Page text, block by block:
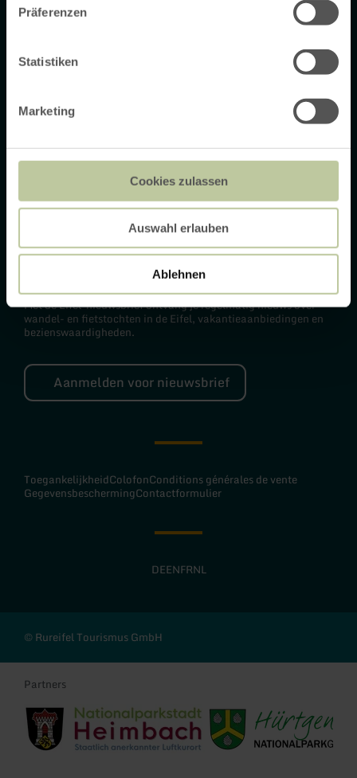
Präferenzen
Statistiken
Marketing
Cookies zulassen
Auswahl erlauben
Ablehnen
Ons team is bereikbaar van maandag tot en met vrijdag van
09.00 tot 16.00 uur
Matthias-Zimmermann-Straße 14a
52152 Simmerath
info@rureifel-tourismus.de
FacebookInstagram
Nieuwsbrief
Met de Eifel-nieuwsbrief ontvang je regelmatig nieuws over
wandel- en fietstochten in de Eifel, vakantieaanbiedingen en
bezienswaardigheden.
Aanmelden voor nieuwsbrief
ToegankelijkheidColofonConditions générales de vente
GegevensbeschermingContactformulier
DEENFRNL
© Rureifel Tourismus GmbH
Partners
Stadt Heimbach Gemeinde Hürtgenwald